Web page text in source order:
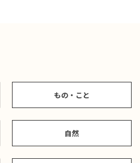
もの・こと
自然